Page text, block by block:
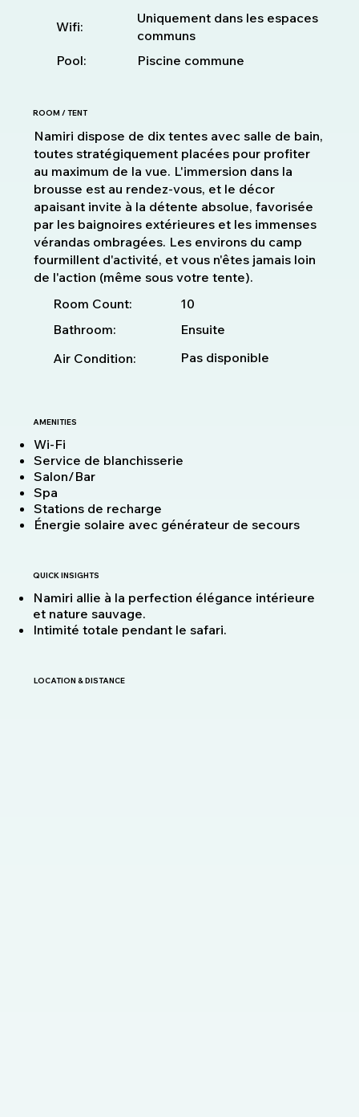
Wifi:
Uniquement dans les espaces
communs
Pool:
Piscine commune
ROOM / TENT
Namiri dispose de dix tentes avec salle de bain,
toutes stratégiquement placées pour profiter
au maximum de la vue. L'immersion dans la
brousse est au rendez-vous, et le décor
apaisant invite à la détente absolue, favorisée
par les baignoires extérieures et les immenses
vérandas ombragées. Les environs du camp
fourmillent d'activité, et vous n'êtes jamais loin
de l'action (même sous votre tente).
Room Count:
10
Bathroom:
Ensuite
Air Condition:
Pas disponible
AMENITIES
Wi-Fi
Service de blanchisserie
Salon/Bar
Spa
Stations de recharge
Énergie solaire avec générateur de secours
QUICK INSIGHTS
Namiri allie à la perfection élégance intérieure
et nature sauvage.
Intimité totale pendant le safari.
LOCATION & DISTANCE